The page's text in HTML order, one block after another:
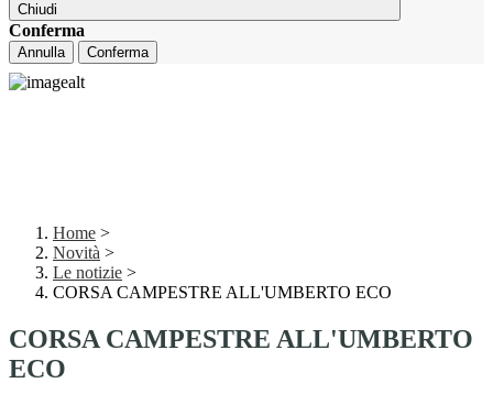
Chiudi
Conferma
Annulla Conferma
Home >
Novità >
Le notizie >
CORSA CAMPESTRE ALL'UMBERTO ECO
CORSA CAMPESTRE ALL'UMBERTO
ECO